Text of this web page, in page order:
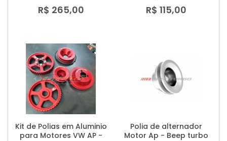
R$ 265,00 R$ 115,00
Kit de Polias em Aluminio
para Motores VW AP -
Polia de alternador
Motor Ap - Beep turbo